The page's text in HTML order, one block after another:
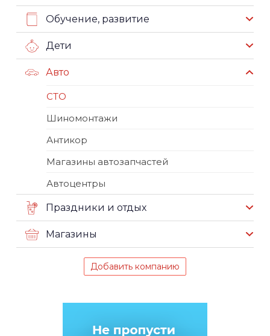
Обучение, развитие
Дети
Авто
СТО
Шиномонтажи
Антикор
Магазины автозапчастей
Автоцентры
Праздники и отдых
Магазины
Добавить компанию